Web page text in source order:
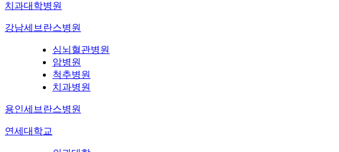
치과대학병원
강남세브란스병원
심뇌혈관병원
암병원
척추병원
치과병원
용인세브란스병원
연세대학교